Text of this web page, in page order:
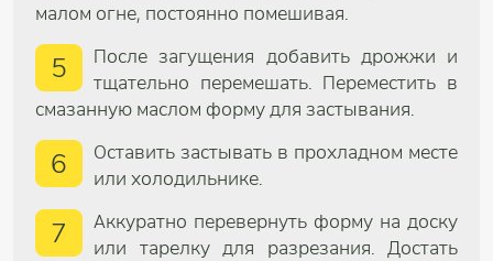
малом огне, постоянно помешивая.
5
После загущения добавить дрожжи и
тщательно перемешать. Переместить в
смазанную маслом форму для застывания.
6
Оставить застывать в прохладном месте
или холодильнике.
7
Аккуратно перевернуть форму на доску
или тарелку для разрезания. Достать